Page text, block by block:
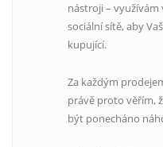
nástroji –
sociální sítě, aby
kupující.
Za každým
právě proto věřím,
být ponecháno